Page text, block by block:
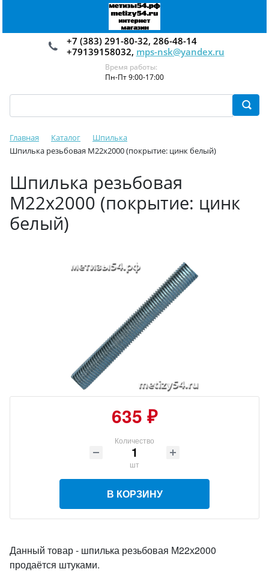
+7 (383) 291-80-32, 286-48-14
+79139158032, mps-nsk@yandex.ru
Время работы:
Пн-Пт 9:00-17:00
Главная Каталог
Шпилька
Шпилька резьбовая М22х2000 (покрытие: цинк белый)
Шпилька резьбовая
М22х2000 (покрытие: цинк
белый)
635 ₽
Количество
шт
В КОРЗИНУ
Данный товар - шпилька резьбовая М22х2000
продаётся штуками.